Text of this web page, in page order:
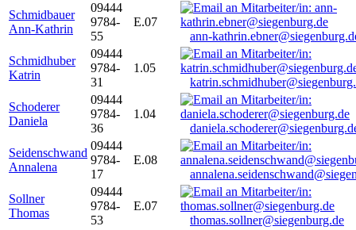
Schmidbauer
Ann-Kathrin
09444
9784-
55
E.07
ann-
Schmidhuber
Katrin
09444
9784-
31
1.05
Schoderer
Daniela
09444
9784-
36
1.04
Seidenschwand
Annalena
09444
9784-
17
E.08
Sollner
Thomas
09444
9784-
53
E.07
thomas.sollner@siegenburg.de